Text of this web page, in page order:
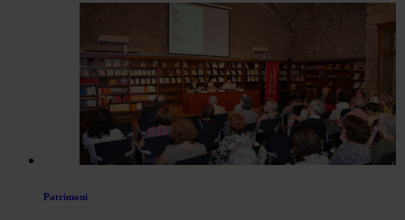
Patrimoni